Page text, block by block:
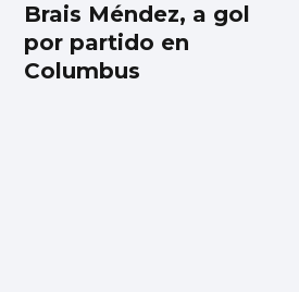
Brais Méndez, a gol
por partido en
Columbus